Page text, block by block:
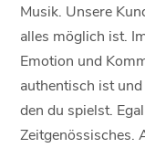
Musik. Unsere
alles möglich ist.
Emotion und
authentisch ist
den du spielst.
Zeitgenössisches.